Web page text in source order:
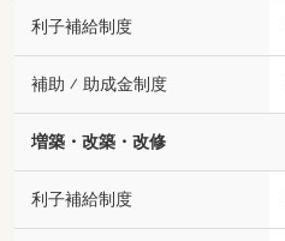
利子補給制度
補助 ⁄ 助成金制度
増築・改築・改修
利子補給制度